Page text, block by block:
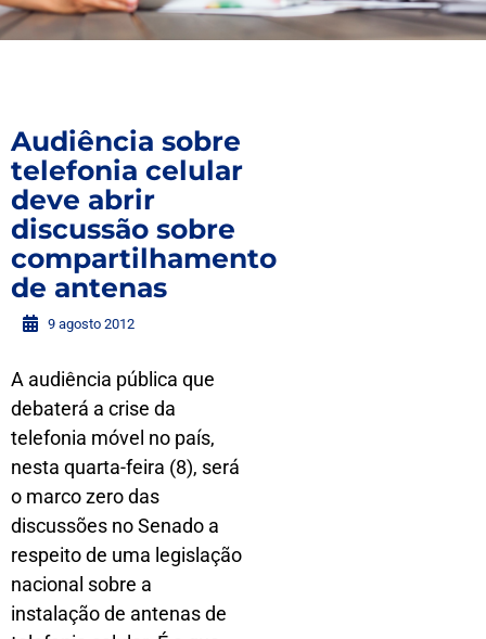
Audiência sobre
telefonia celular
deve abrir
discussão sobre
compartilhamento
de antenas
9 agosto 2012
A audiência pública que
debaterá a crise da
telefonia móvel no país,
nesta quarta-feira (8), será
o marco zero das
discussões no Senado a
respeito de uma legislação
nacional sobre a
instalação de antenas de